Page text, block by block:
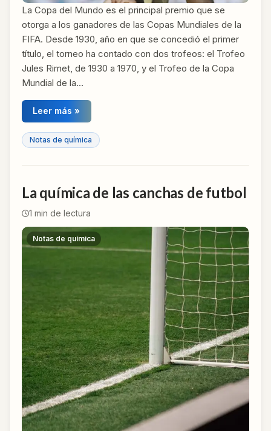
La Copa del Mundo es el principal premio que se
otorga a los ganadores de las Copas Mundiales de la
FIFA. Desde 1930, año en que se concedió el primer
título, el torneo ha contado con dos trofeos: el Trofeo
Jules Rimet, de 1930 a 1970, y el Trofeo de la Copa
Mundial de la…
Leer más »
Notas de química
La química de las canchas de futbol
1 min de lectura
Notas de química